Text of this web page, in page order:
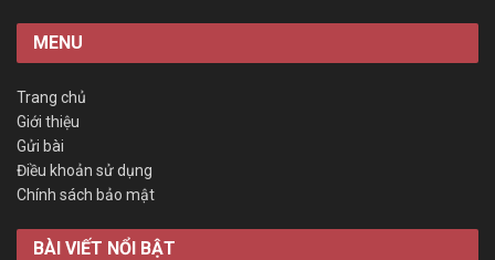
MENU
Trang chủ
Giới thiệu
Gửi bài
Điều khoản sử dụng
Chính sách bảo mật
BÀI VIẾT NỔI BẬT